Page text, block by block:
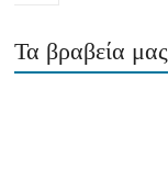
Τα βραβεία μας